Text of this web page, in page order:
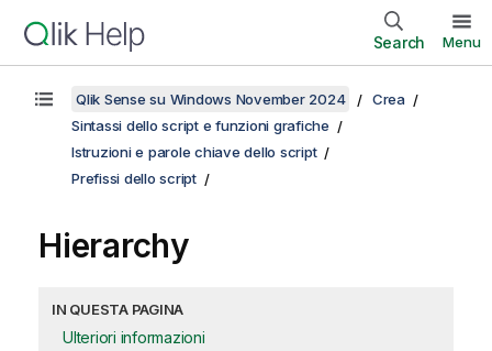
Search Menu
Qlik Sense su Windows November 2024
Crea
Sintassi dello script e funzioni grafiche
Istruzioni e parole chiave dello script
Prefissi dello script
Hierarchy
IN QUESTA PAGINA
Ulteriori informazioni